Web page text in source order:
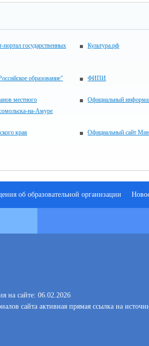
государственных
Культура.рф
образование" ФИПИ
местного
на-Амуре
Официальный
края Официальный сайт
об образовательной организации
на сайте: 06.02.2026
сайта активная прямая ссылка на